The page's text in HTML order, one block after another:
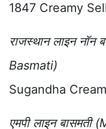
1847 Creamy
राजस्थान लाइन
Basmati)
Sugandha
एमपी लाइन